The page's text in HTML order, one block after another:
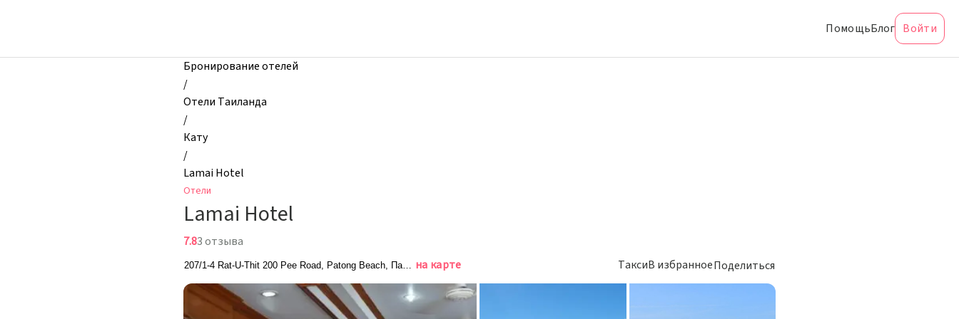
Lamai
ПомощьБлог Войти
Бронирование отелей
/
Отели Таиланда
/
Кату
/
Lamai Hotel
Отели
Lamai Hotel
7.83 отзыва
207/1-4 Rat-U-Thit 200 Pee Road, Patong Beach, Патонгна карте ТаксиВ избранноеПоделиться